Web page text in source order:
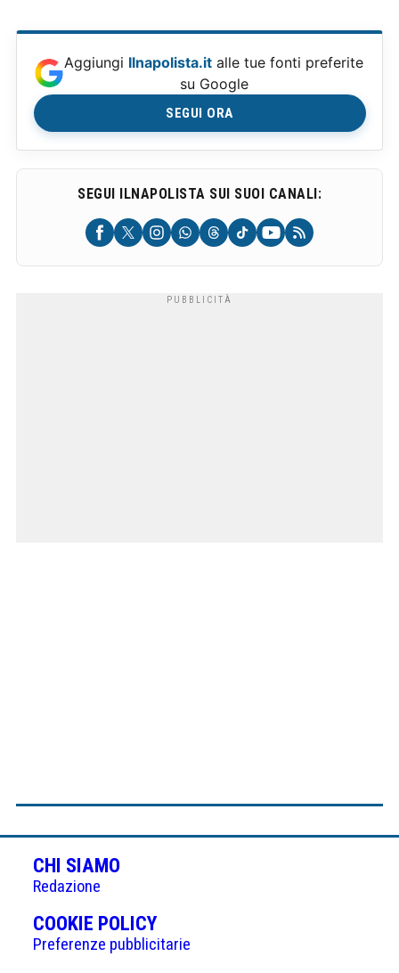
Aggiungi Ilnapolista.it alle tue fonti preferite
su Google
SEGUI ORA
SEGUI ILNAPOLISTA SUI SUOI CANALI:
CHI SIAMO
Redazione
COOKIE POLICY(APRE
IN
Preferenze pubblicitarie